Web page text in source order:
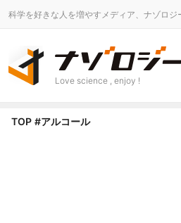
科学を好きな人を増やすメディア、ナゾロジ
Love science , enjoy !
TOP #アルコール